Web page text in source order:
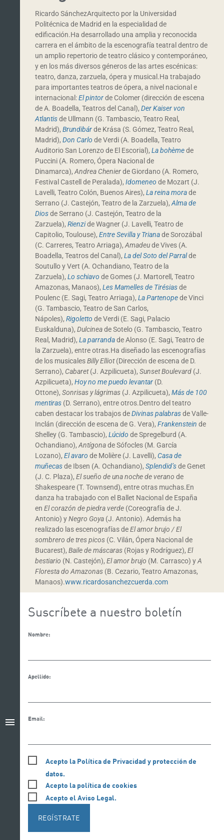
menu
Ricardo SánchezArquitecto por la Universidad
Politécnica de Madrid en la especialidad de
edificación.Ha desarrollado una amplia y reconocida
carrera en el ámbito de la escenografía teatral dentro de
un amplio repertorio de teatro clásico y contemporáneo,
y en los más diversos géneros de las artes escénicas:
teatro, danza, zarzuela, ópera y musical.Ha trabajado
para importantes teatros de ópera, a nivel nacional e
internacional:El pintorde Colomer (dirección de escena
de A. Boadella, Teatros del Canal),Der Kaiser von
Atlantisde Ullmann (G. Tambascio, Teatro Real,
Madrid),Brundibárde Krása (S. Gómez, Teatro Real,
Madrid),Don Carlo de Verdi (A. Boadella, Teatro
Auditorio San Lorenzo de El Escorial),La bohèmede
Puccini (A. Romero, Ópera Nacional de
Dinamarca),Andrea Chenierde Giordano (A. Romero,
Festival Castell de Peralada),Idomeneo de Mozart (J.
Lavelli, Teatro Colón, Buenos Aires),La reina morade
Serrano (J. Castejón, Teatro de la Zarzuela),Alma de
Diosde Serrano (J. Castejón, Teatro de la
Zarzuela),Rienzide Wagner (J. Lavelli, Teatro de
Capitolio, Toulouse),Entre Sevilla y Trianade Sorozábal
(C. Carreres, Teatro Arriaga),Amadeude Vives (A.
Boadella, Teatros del Canal),La del Soto del Parralde
Soutullo y Vert (A. Ochandiano, Teatro de la
Zarzuela),Lo schiavo de Gomes (J. Martorell, Teatro
Amazonas, Manaos),Les Mamelles de Tirésiasde
Poulenc (E. Sagi, Teatro Arriaga),La Partenopede Vinci
(G. Tambascio, Teatro de San Carlos,
Nápoles),Rigoletto de Verdi (E. Sagi, Palacio
Euskalduna),Dulcineade Sotelo (G. Tambascio, Teatro
Real, Madrid),La parrandade Alonso (E. Sagi, Teatro de
la Zarzuela), entre otras.Ha diseñado las escenografías
de los musicalesBilly Elliot(Dirección de escena de D.
Serrano), Cabaret(J. Azpilicueta),Sunset Boulevard (J.
Azpilicueta),Hoy no me puedo levantar (D.
Ottone),Sonrisas y lágrimas (J. Azpilicueta),Más de 100
mentiras (D. Serrano), entre otros.Dentro del teatro
caben destacar los trabajos deDivinas palabrasde Valle-
Inclán (dirección de escena de G. Vera),Frankenstein de
Shelley (G. Tambascio),Lúcido de Spregelburd (A.
Ochandiano),Antígonade Sófocles (M. García
Lozano),El avaro de Molière (J. Lavelli),Casa de
muñecasde Ibsen (A. Ochandiano),Splendid’sde Genet
(J. C. Plaza),El sueño de una noche de verano de
Shakespeare (T. Townsend), entre otras muchas.En
danza ha trabajado con el Ballet Nacional de España
enEl corazón de piedra verde (Coreografía de J.
Antonio) yNegro Goya (J. Antonio). Además ha
realizado las escenografías deEl amor brujo / El
sombrero de tres picos (C. Vilán, Ópera Nacional de
Bucarest),Baile de máscaras (Rojas y Rodríguez),El
bestiario (N. Castejón),El amor brujo (M. Carrasco) yA
Floresta do Amazonas (B. Cezario, Teatro Amazonas,
Manaos).www.ricardosanchezcuerda.com
Suscríbete a nuestro boletín
Nombre:
Apellido:
Email:
Acepto la Política de Privacidad y protección de
datos.
Acepto la política de cookies
Acepto el Aviso Legal.
REGÍSTRATE